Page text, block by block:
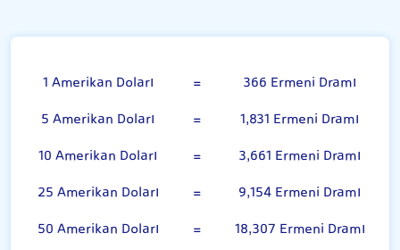
1 Amerikan Doları =
366 Ermeni Dramı
5 Amerikan Doları
=
1,831 Ermeni Dramı
10 Amerikan Doları
=
3,661 Ermeni Dramı
25 Amerikan Doları
=
9,154 Ermeni Dramı
50 Amerikan Doları
=
18,307 Ermeni Dramı